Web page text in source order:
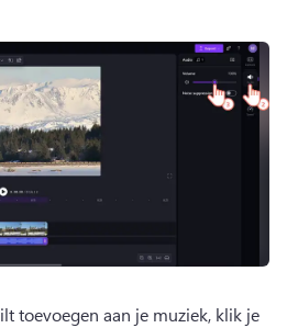
toevoegen aan je muziek, klik je